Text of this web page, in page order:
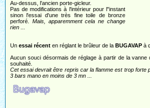
Au-dessus, l'ancien porte-gicleur.
Pas de modifications à l'intérieur pour l"instant
sinon l'essai d'une très fine toile de bronze
perforé. Mais, apparemment cela ne change
rien ...
Un essai récent en réglant le brûleur de la BUGAVAP à
Aucun souci désormais de réglage à partir de la
souhaité.
Cet essai devrait être repris car la flamme est trop forte
3 bars mano en moins de 3 mn ...